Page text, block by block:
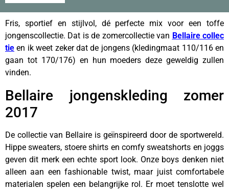
Fris, sportief en stijlvol, dé perfecte mix voor een toffe
jongenscollectie. Dat is de zomercollectie van Bellaire collec
tie en ik weet zeker dat de jongens (kledingmaat 110/116 en
gaan tot 170/176) en hun moeders deze geweldig zullen
vinden.
Bellaire jongenskleding zomer
2017
De collectie van Bellaire is geïnspireerd door de sportwereld.
Hippe sweaters, stoere shirts en comfy sweatshorts en joggs
geven dit merk een echte sport look. Onze boys denken niet
alleen aan een fashionable twist, maar juist comfortabele
materialen spelen een belangrijke rol. Er moet tenslotte wel